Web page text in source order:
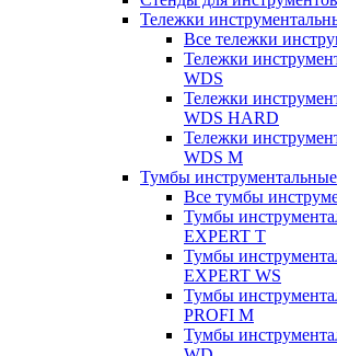
Тележки
Все тележки
Тележки
WDS
Тележки
WDS HARD
Тележки
WDS M
Тумбы инструментальные
Все тумбы
Тумбы
EXPERT T
Тумбы
EXPERT WS
Тумбы
PROFI M
Тумбы